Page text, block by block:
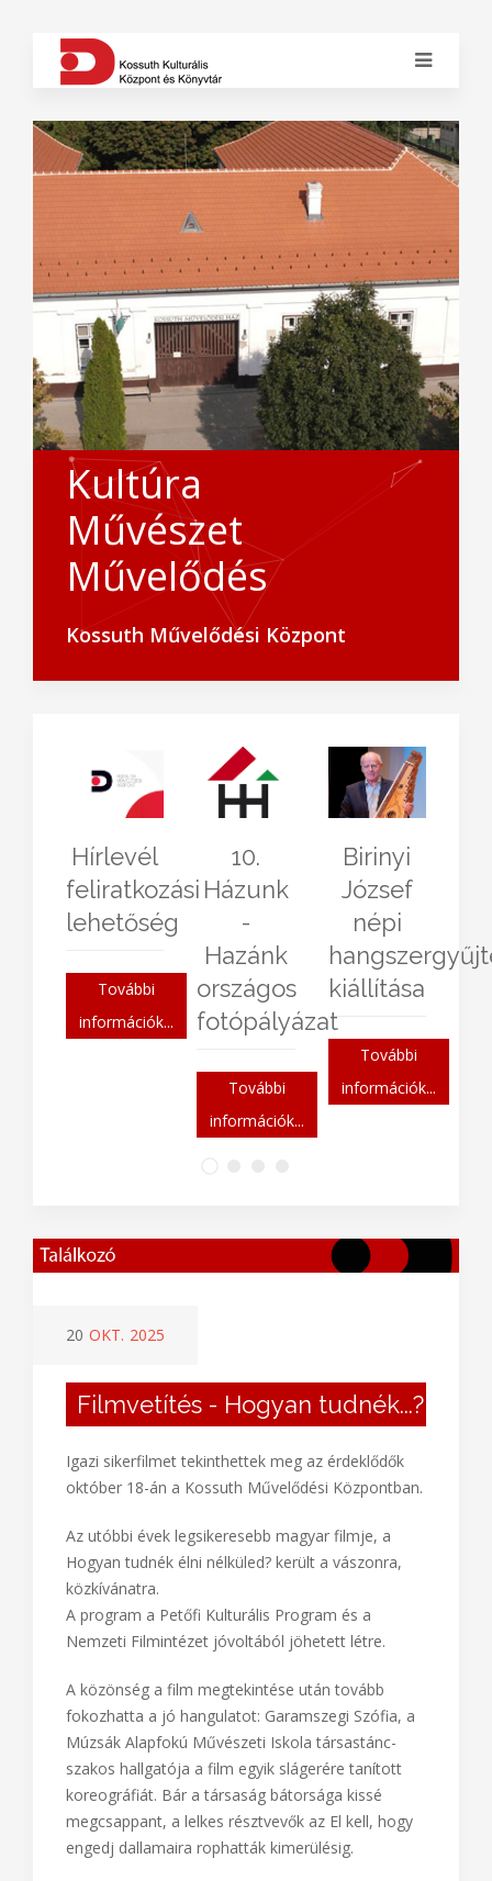
Kultúra
Művészet
Művelődés
Kossuth Művelődési Központ
Hírlevél
feliratkozási
lehetőség
További
információk...
10.
Házunk
-
Hazánk
országos
fotópályázat
További
információk...
Birinyi
József
népi
kiállítása
További
információk...
20 OKT. 2025
Filmvetítés - Hogyan tudnék...?
Igazi sikerfilmet tekinthettek meg az érdeklődők
október 18-án a Kossuth Művelődési Központban.
Az utóbbi évek legsikeresebb magyar filmje, a
Hogyan tudnék élni nélküled? került a vászonra,
közkívánatra.
A program a Petőfi Kulturális Program és a
Nemzeti Filmintézet jóvoltából jöhetett létre.
A közönség a film megtekintése után tovább
fokozhatta a jó hangulatot: Garamszegi Szófia, a
Múzsák Alapfokú Művészeti Iskola társastánc-
szakos hallgatója a film egyik slágerére tanított
koreográfiát. Bár a társaság bátorsága kissé
megcsappant, a lelkes résztvevők az El kell, hogy
engedj dallamaira rophatták kimerülésig.